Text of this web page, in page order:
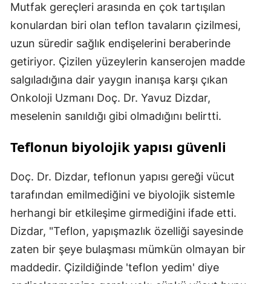
Mutfak gereçleri arasında en çok tartışılan
konulardan biri olan teflon tavaların çizilmesi,
uzun süredir sağlık endişelerini beraberinde
getiriyor. Çizilen yüzeylerin kanserojen madde
salgıladığına dair yaygın inanışa karşı çıkan
Onkoloji Uzmanı Doç. Dr. Yavuz Dizdar,
meselenin sanıldığı gibi olmadığını belirtti.
Teflonun biyolojik yapısı güvenli
Doç. Dr. Dizdar, teflonun yapısı gereği vücut
tarafından emilmediğini ve biyolojik sistemle
herhangi bir etkileşime girmediğini ifade etti.
Dizdar, "Teflon, yapışmazlık özelliği sayesinde
zaten bir şeye bulaşması mümkün olmayan bir
maddedir. Çizildiğinde 'teflon yedim' diye